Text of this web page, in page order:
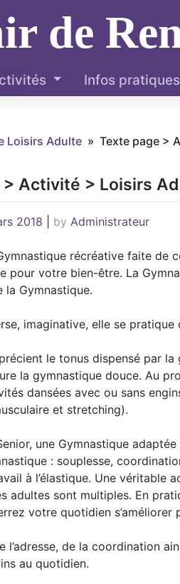
de
Infos pratiques
Loisirs Adulte » Texte page >
> Activité > Loisirs
2018 by Administrateur
récréative faite de
pour votre bien-être. La
la Gymnastique.
imaginative, elle se
le tonus dispensé par
la gymnastique douce. Au
dansées avec ou sans
et stretching).
une Gymnastique
: souplesse,
à l’élastique. Une véritable
adultes sont multiples. En
votre quotidien s’améliorer
l’adresse, de la coordination
au quotidien.